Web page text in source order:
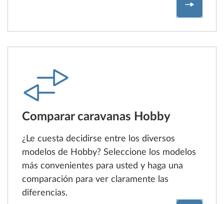
Comparar caravanas Hobby
¿Le cuesta decidirse entre los diversos
modelos de Hobby? Seleccione los modelos
más convenientes para usted y haga una
comparación para ver claramente las
diferencias.